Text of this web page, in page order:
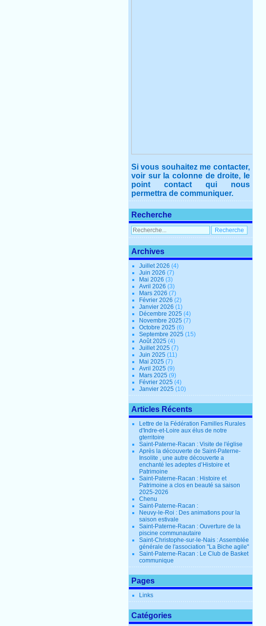
Si vous souhaitez me contacter,
voir sur la colonne de droite, le
point contact qui nous
permettra de communiquer.
Recherche
Archives
Juillet 2026(4)
Juin 2026(7)
Mai 2026(3)
Avril 2026(3)
Mars 2026(7)
Février 2026(2)
Janvier 2026(1)
Décembre 2025(4)
Novembre 2025(7)
Octobre 2025(6)
Septembre 2025(15)
Août 2025(4)
Juillet 2025(7)
Juin 2025(11)
Mai 2025(7)
Avril 2025(9)
Mars 2025(9)
Février 2025(4)
Janvier 2025(10)
Articles Récents
Lettre de la Fédération Familles Rurales
d'Indre-et-Loire aux élus de notre
gterritoire
Saint-Paterne-Racan : Visite de l'église
Après la découverte de Saint-Paterne-
Insolite , une autre découverte a
enchanté les adeptes d’Histoire et
Patrimoine
Saint-Paterne-Racan : Histoire et
Patrimoine a clos en beauté sa saison
2025-2026
Chenu
Saint-Paterne-Racan :
Neuvy-le-Roi : Des animations pour la
saison estivale
Saint-Paterne-Racan : Ouverture de la
piscine communautaire
Saint-Christophe-sur-le-Nais : Assemblée
générale de l'association "La Biche agile"
Saint-Paterne-Racan : Le Club de Basket
communique
Pages
Links
Catégories